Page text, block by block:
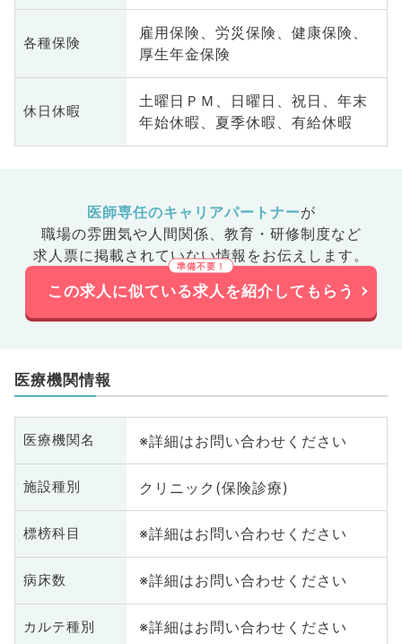
各種保険
雇用保険、労災保険、健康保険、
厚生年金保険
休日休暇
土曜日ＰＭ、日曜日、祝日、年末
年始休暇、夏季休暇、有給休暇
医師専任のキャリアパートナーが
職場の雰囲気や人間関係、 教育・研修制度など
求人票に掲載されていない情報をお伝えします。
この求人に似ている求人を紹介してもらう
医療機関情報
医療機関名 ※詳細はお問い合わせください
施設種別 クリニック(保険診療)
標榜科目 ※詳細はお問い合わせください
病床数 ※詳細はお問い合わせください
カルテ種別 ※詳細はお問い合わせください